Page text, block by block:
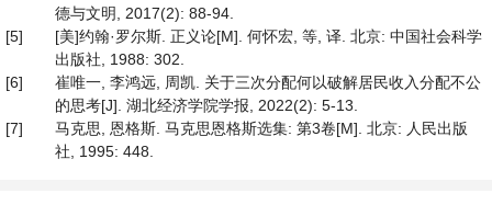
德与文明, 2017(2): 88-94.
[5]
[美]约翰·罗尔斯. 正义论[M]. 何怀宏, 等, 译. 北京: 中国社会科学
出版社, 1988: 302.
[6]
崔唯一, 李鸿远, 周凯. 关于三次分配何以破解居民收入分配不公
的思考[J]. 湖北经济学院学报, 2022(2): 5-13.
[7]
马克思, 恩格斯. 马克思恩格斯选集: 第3卷[M]. 北京: 人民出版
社, 1995: 448.